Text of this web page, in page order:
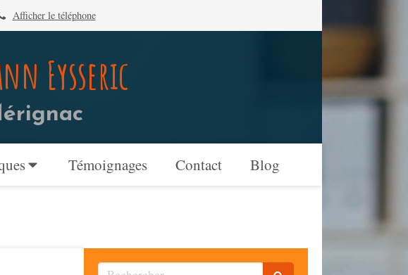
Afficher le téléphone
Eysseric
Témoignages Contact Blog
Rechercher